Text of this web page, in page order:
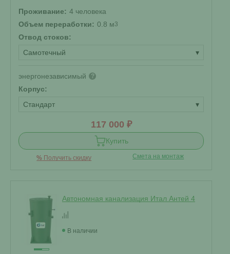
Проживание: 4 человека
Объем переработки: 0.8 м3
Отвод стоков:
Самотечный
▾
энергонезависимый ?
Корпус:
Стандарт
▾
117 000 ₽
Купить
% Получить скидку Смета на монтаж
Автономная канализация Итал Антей 4
В наличии